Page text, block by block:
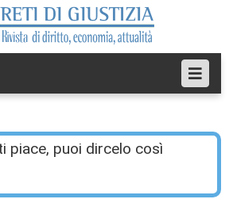
piace, puoi dircelo così